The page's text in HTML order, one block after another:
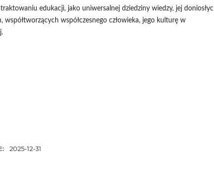
edukacji, jako uniwersalnej dziedziny wiedzy, jej
współczesnego człowieka, jego kulturę w
2025-12-31